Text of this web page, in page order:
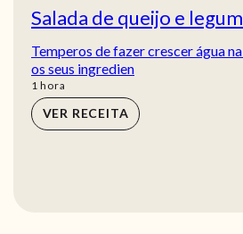
Salada de queijo e
Temperos de fazer crescer água
os seus ingredien
1 hora
hora
VER RECEITA